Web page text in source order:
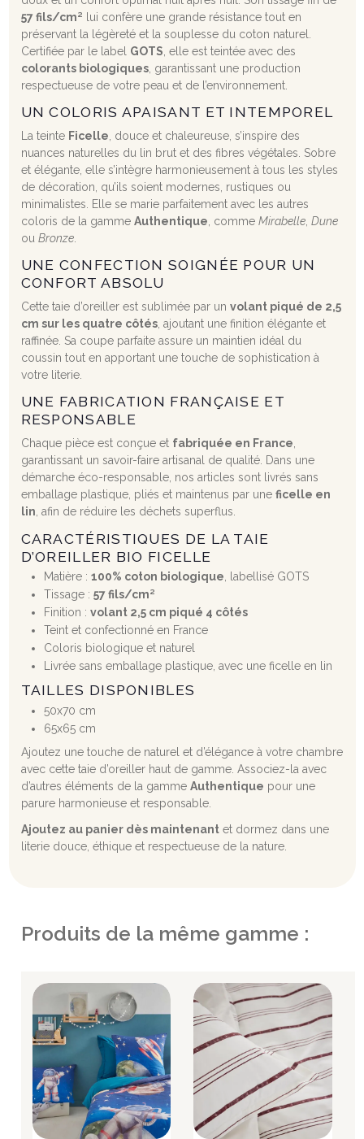
57 fils/cm² lui confère une grande résistance tout en
préservant la légèreté et la souplesse du coton naturel.
Certifiée par le label GOTS , elle est teintée avec des
colorants biologiques, garantissant une production
respectueuse de votre peau et de l’environnement.
UN COLORIS APAISANT ET INTEMPOREL
La teinte Ficelle , douce et chaleureuse, s’inspire des
nuances naturelles du lin brut et des fibres végétales. Sobre
et élégante, elle s’intègre harmonieusement à tous les styles
de décoration, qu’ils soient modernes, rustiques ou
minimalistes. Elle se marie parfaitement avec les autres
coloris de la gamme Authentique , comme Mirabelle, Dune
ou Bronze.
UNE CONFECTION SOIGNÉE POUR UN
CONFORT ABSOLU
Cette taie d’oreiller est sublimée par un volant piqué de 2,5
cm sur les quatre côtés, ajoutant une finition élégante et
raffinée. Sa coupe parfaite assure un maintien idéal du
coussin tout en apportant une touche de sophistication à
votre literie.
UNE FABRICATION FRANÇAISE ET
RESPONSABLE
Chaque pièce est conçue et fabriquée en France,
garantissant un savoir-faire artisanal de qualité. Dans une
démarche éco-responsable, nos articles sont livrés sans
emballage plastique, pliés et maintenus par une ficelle en
lin, afin de réduire les déchets superflus.
CARACTÉRISTIQUES DE LA TAIE
D’OREILLER BIO FICELLE
Matière : 100% coton biologique , labellisé GOTS
Tissage : 57 fils/cm²
Finition : volant 2,5 cm piqué 4 côtés
Teint et confectionné en France
Coloris biologique et naturel
Livrée sans emballage plastique, avec une ficelle en lin
TAILLES DISPONIBLES
50x70 cm
65x65 cm
Ajoutez une touche de naturel et d’élégance à votre chambre
avec cette taie d’oreiller haut de gamme. Associez-la avec
d’autres éléments de la gamme Authentique pour une
parure harmonieuse et responsable.
Ajoutez au panier dès maintenantet dormez dans une
literie douce, éthique et respectueuse de la nature.
Produits de la même gamme :